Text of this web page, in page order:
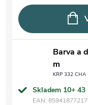
Barva a
m
KRP 332 CHA
Skladem 10+ 43
EAN: